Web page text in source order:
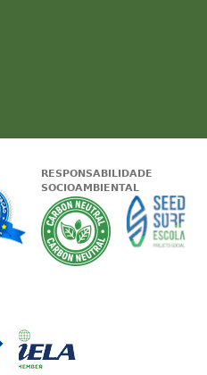
Google - Status do site no
Garantia de
RESPONSABILIDADE
SOCIOAMBIENTAL
A